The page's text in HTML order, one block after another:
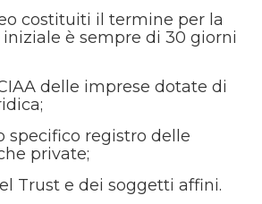
costituiti il termine per la
è sempre di 30 giorni
delle imprese dotate di
specifico registro delle
private;
Trust e dei soggetti affini.